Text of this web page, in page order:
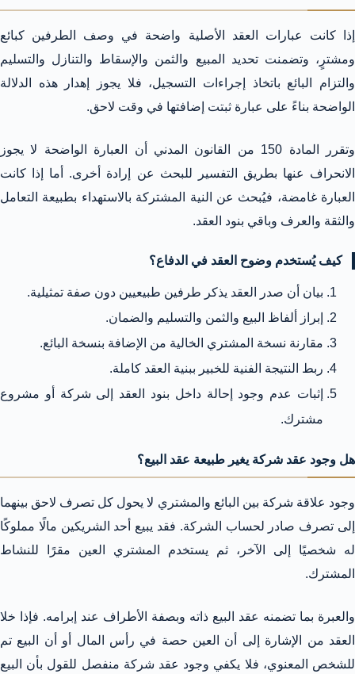
إذا كانت عبارات العقد الأصلية واضحة في وصف الطرفين كبائع
ومشترٍ، وتضمنت تحديد المبيع والثمن والإسقاط والتنازل والتسليم
والتزام البائع باتخاذ إجراءات التسجيل، فلا يجوز إهدار هذه الدلالة
الواضحة بناءً على عبارة ثبتت إضافتها في وقت لاحق.
وتقرر المادة 150 من القانون المدني أن العبارة الواضحة لا يجوز
الانحراف عنها بطريق التفسير للبحث عن إرادة أخرى. أما إذا كانت
العبارة غامضة، فيُبحث عن النية المشتركة بالاستهداء بطبيعة التعامل
والثقة والعرف وباقي بنود العقد.
كيف يُستخدم وضوح العقد في الدفاع؟
بيان أن صدر العقد يذكر طرفين طبيعيين دون صفة تمثيلية.
إبراز ألفاظ البيع والثمن والتسليم والضمان.
مقارنة نسخة المشتري الخالية من الإضافة بنسخة البائع.
ربط النتيجة الفنية للخبير ببنية العقد كاملة.
إثبات عدم وجود إحالة داخل بنود العقد إلى شركة أو مشروع
مشترك.
هل وجود عقد شركة يغير طبيعة عقد البيع؟
وجود علاقة شركة بين البائع والمشتري لا يحول كل تصرف لاحق بينهما
إلى تصرف صادر لحساب الشركة. فقد يبيع أحد الشريكين مالًا مملوكًا
له شخصيًا إلى الآخر، ثم يستخدم المشتري العين مقرًا للنشاط
المشترك.
والعبرة بما تضمنه عقد البيع ذاته وبصفة الأطراف عند إبرامه. فإذا خلا
العقد من الإشارة إلى أن العين حصة في رأس المال أو أن البيع تم
للشخص المعنوي، فلا يكفي وجود عقد شركة منفصل للقول بأن البيع